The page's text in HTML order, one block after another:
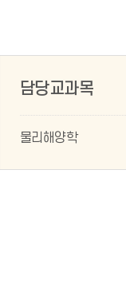
담당교과목
물리해양학